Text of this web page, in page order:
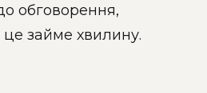
обговорення,
займе хвилину.